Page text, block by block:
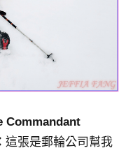
Commandant
這張是郵輪公司幫我